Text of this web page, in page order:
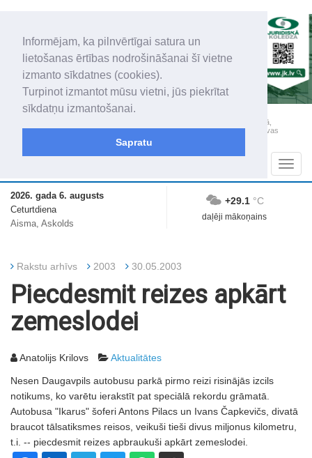
Informējam, ka pilnvērtīgai satura un
lietošanas ērtības nodrošināšanai šī vietne
izmanto sīkdatnes (cookies).
Turpinot izmantot mūsu vietni, jūs piekrītat
sīkdatņu izmantošanai.
Sapratu
„Latgales Laiks” iznāk latviešu un krievu valodās visā Dienvidlatgalē un Sēlijā,
„Latgales Laiks” latviešu valodā aptver Daugavpils valstspilsētu, Augšdaugavas
novadu un apkārtējos novadus un pilsētas.
2026. gada 6. augusts
Ceturtdiena
Aisma, Askolds
+29.1 °C
daļēji mākoņains
Rakstu arhīvs 2003 30.05.2003
Piecdesmit reizes apkārt
zemeslodei
Anatolijs Krilovs Aktualitātes
Nesen Daugavpils autobusu parkā pirmo reizi risinājās izcils
notikums, ko varētu ierakstīt pat speciālā rekordu grāmatā.
Autobusa "Ikarus" šoferi Antons Pilacs un Ivans Čapkevičs, divatā
braucot tālsatiksmes reisos, veikuši tieši divus miljonus kilometru,
t.i. -- piecdesmit reizes apbraukuši apkārt zemeslodei.